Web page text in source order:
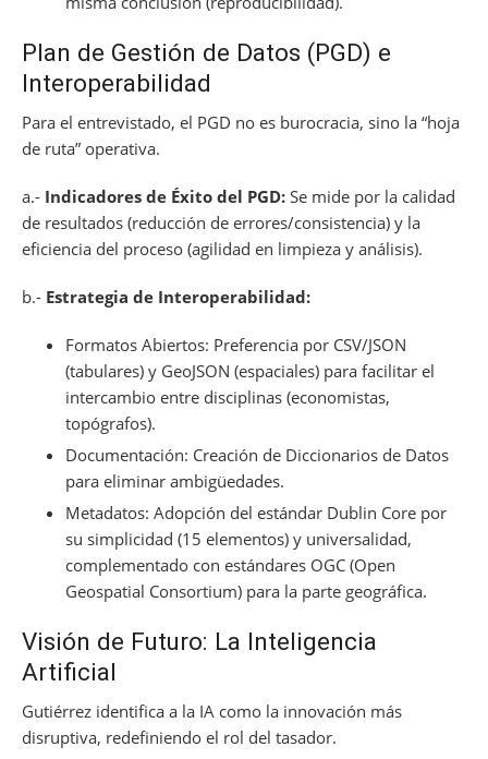
Plan de Gestión de Datos (PGD) e
Interoperabilidad
Para el entrevistado, el PGD no es burocracia, sino la “hoja
de ruta” operativa.
a.- Indicadores de Éxito del PGD: Se mide por la calidad
de resultados (reducción de errores/consistencia) y la
eficiencia del proceso (agilidad en limpieza y análisis).
b.- Estrategia de Interoperabilidad:
Formatos Abiertos: Preferencia por CSV/JSON
(tabulares) y GeoJSON (espaciales) para facilitar el
intercambio entre disciplinas (economistas,
topógrafos).
Documentación: Creación de Diccionarios de Datos
para eliminar ambigüedades.
Metadatos: Adopción del estándar Dublin Core por
su simplicidad (15 elementos) y universalidad,
complementado con estándares OGC (Open
Geospatial Consortium) para la parte geográfica.
Visión de Futuro: La Inteligencia
Artificial
Gutiérrez identifica a la IA como la innovación más
disruptiva, redefiniendo el rol del tasador.